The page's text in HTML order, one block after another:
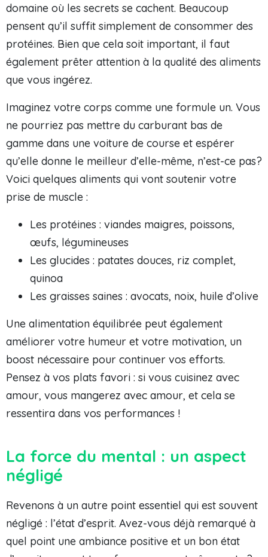
domaine où les secrets se cachent. Beaucoup
pensent qu’il suffit simplement de consommer des
protéines. Bien que cela soit important, il faut
également prêter attention à la qualité des aliments
que vous ingérez.
Imaginez votre corps comme une formule un. Vous
ne pourriez pas mettre du carburant bas de
gamme dans une voiture de course et espérer
qu’elle donne le meilleur d’elle-même, n’est-ce pas?
Voici quelques aliments qui vont soutenir votre
prise de muscle :
Les protéines : viandes maigres, poissons,
œufs, légumineuses
Les glucides : patates douces, riz complet,
quinoa
Les graisses saines : avocats, noix, huile d’olive
Une alimentation équilibrée peut également
améliorer votre humeur et votre motivation, un
boost nécessaire pour continuer vos efforts.
Pensez à vos plats favori : si vous cuisinez avec
amour, vous mangerez avec amour, et cela se
ressentira dans vos performances !
La force du mental : un aspect
négligé
Revenons à un autre point essentiel qui est souvent
négligé : l’état d’esprit. Avez-vous déjà remarqué à
quel point une ambiance positive et un bon état